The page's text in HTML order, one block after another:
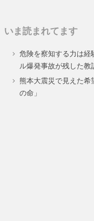
いま読まれてます
危険を察知する力は経
ル爆発事故が残した教
熊本大震災で見えた希
の命」